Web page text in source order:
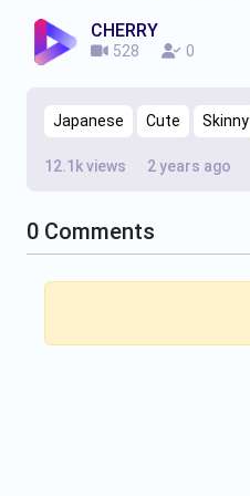
CHERRY
528 0
Japanese Cute Skinny
12.1k views 2 years ago
0 Comments